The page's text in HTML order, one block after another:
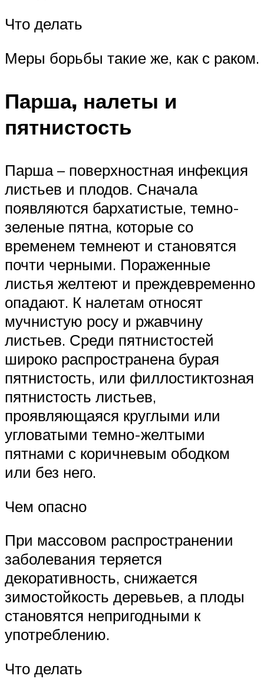
Что делать
Меры борьбы такие же, как с раком.
Парша, налеты и
пятнистость
Парша – поверхностная инфекция
листьев и плодов. Сначала
появляются бархатистые, темно-
зеленые пятна, которые со
временем темнеют и становятся
почти черными. Пораженные
листья желтеют и преждевременно
опадают. К налетам относят
мучнистую росу и ржавчину
листьев. Среди пятнистостей
широко распространена бурая
пятнистость, или филлостиктозная
пятнистость листьев,
проявляющаяся круглыми или
угловатыми темно-желтыми
пятнами с коричневым ободком
или без него.
Чем опасно
При массовом распространении
заболевания теряется
декоративность, снижается
зимостойкость деревьев, а плоды
становятся непригодными к
употреблению.
Что делать